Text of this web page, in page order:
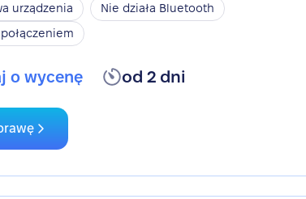
urządzenia
Nie działa Bluetooth
o wycenę od 2 dni